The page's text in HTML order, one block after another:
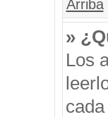
Arriba
»
Los